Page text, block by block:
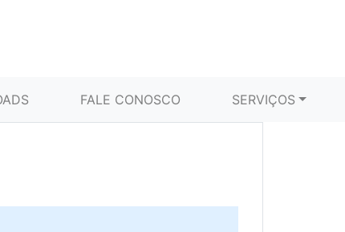
FALE CONOSCO SERVIÇOS